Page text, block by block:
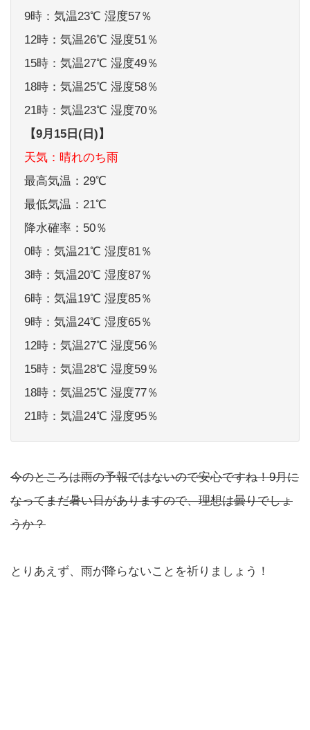
9時：気温23℃ 湿度57％
12時：気温26℃ 湿度51％
15時：気温27℃ 湿度49％
18時：気温25℃ 湿度58％
21時：気温23℃ 湿度70％
【9月15日(日)】
天気：晴れのち雨
最高気温：29℃
最低気温：21℃
降水確率：50％
0時：気温21℃ 湿度81％
3時：気温20℃ 湿度87％
6時：気温19℃ 湿度85％
9時：気温24℃ 湿度65％
12時：気温27℃ 湿度56％
15時：気温28℃ 湿度59％
18時：気温25℃ 湿度77％
21時：気温24℃ 湿度95％
今のところは雨の予報ではないので安心ですね！9月に
なってまだ暑い日がありますので、理想は曇りでしょ
うか？
とりあえず、雨が降らないことを祈りましょう！